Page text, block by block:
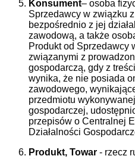
Konsument– osoba
Sprzedawcy w związku
bezpośrednio z jej
zawodową, a także
Produkt od Sprzedawcy
związanymi z
gospodarczą, gdy z
wynika, że nie posiada
zawodowego,
przedmiotu
gospodarczej,
przepisów o Centralnej
Działalności
Produkt, Towar - rzecz